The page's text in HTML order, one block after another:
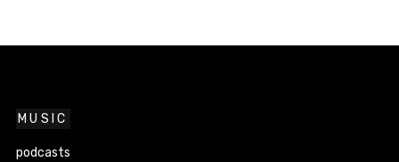
MUSIC
podcasts